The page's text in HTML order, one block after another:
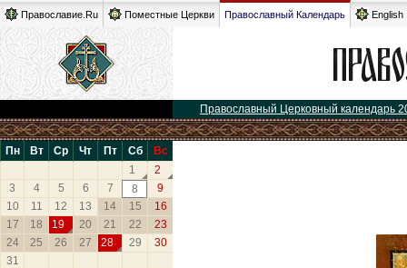
Православие.Ru Поместные Церкви Православный Календарь English
Православный Церковный календарь
Пн Вт Ср Чт Пт Сб
Вс
1
2
3
4 5 6 7 8
9
10
11 12 13 14 15
16
17
18 19 20 21 22
23
24
25 26 27 28 29
30
31